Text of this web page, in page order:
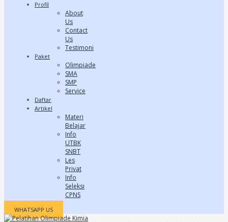
Profil
About
Us
Contact
Us
Testimoni
Paket
Olimpiade
SMA
SMP
Service
Daftar
Artikel
Materi
Belajar
Info
UTBK
SNBT
Les
Privat
Info
Seleksi
CPNS
WHATSAPP US